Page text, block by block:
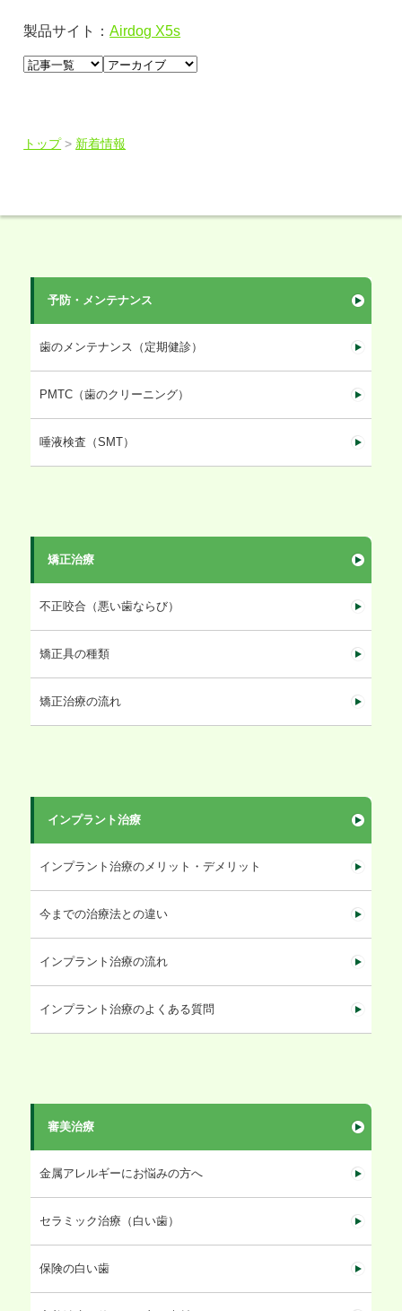
製品サイト：Airdog X5s
トップ > 新着情報
予防・メンテナンス
歯のメンテナンス（定期健診）
PMTC（歯のクリーニング）
唾液検査（SMT）
矯正治療
不正咬合（悪い歯ならび）
矯正具の種類
矯正治療の流れ
インプラント治療
インプラント治療のメリット・デメリット
今までの治療法との違い
インプラント治療の流れ
インプラント治療のよくある質問
審美治療
金属アレルギーにお悩みの方へ
セラミック治療（白い歯）
保険の白い歯